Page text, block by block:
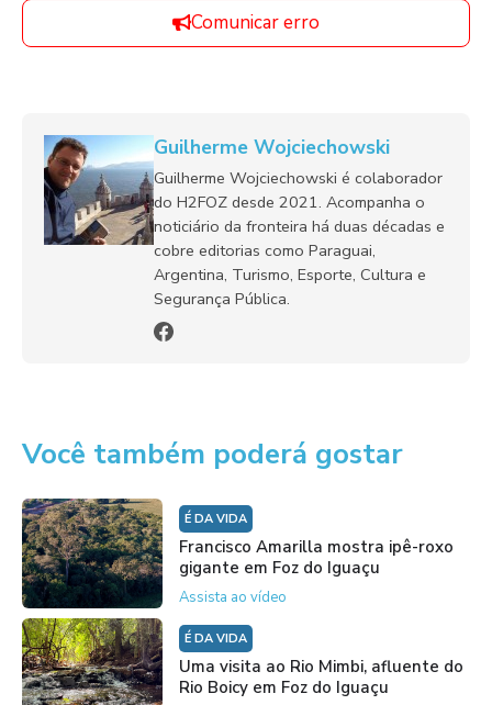
Comunicar erro
Guilherme Wojciechowski
Guilherme Wojciechowski é colaborador
do H2FOZ desde 2021. Acompanha o
noticiário da fronteira há duas décadas e
cobre editorias como Paraguai,
Argentina, Turismo, Esporte, Cultura e
Segurança Pública.
Você também poderá gostar
É DA VIDA
Francisco Amarilla mostra ipê-roxo
gigante em Foz do Iguaçu
Assista ao vídeo
É DA VIDA
Uma visita ao Rio Mimbi, afluente do
Rio Boicy em Foz do Iguaçu